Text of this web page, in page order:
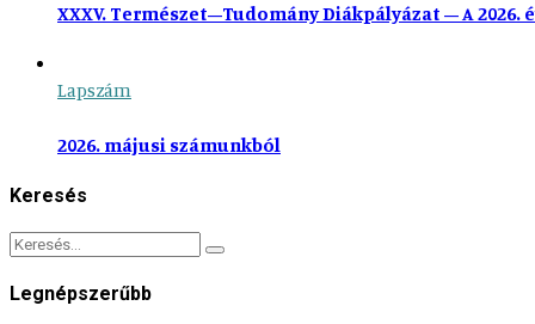
XXXV. Természet–Tudomány Diákpályázat – A
Lapszám
2026. májusi számunkból
Keresés
Legnépszerűbb